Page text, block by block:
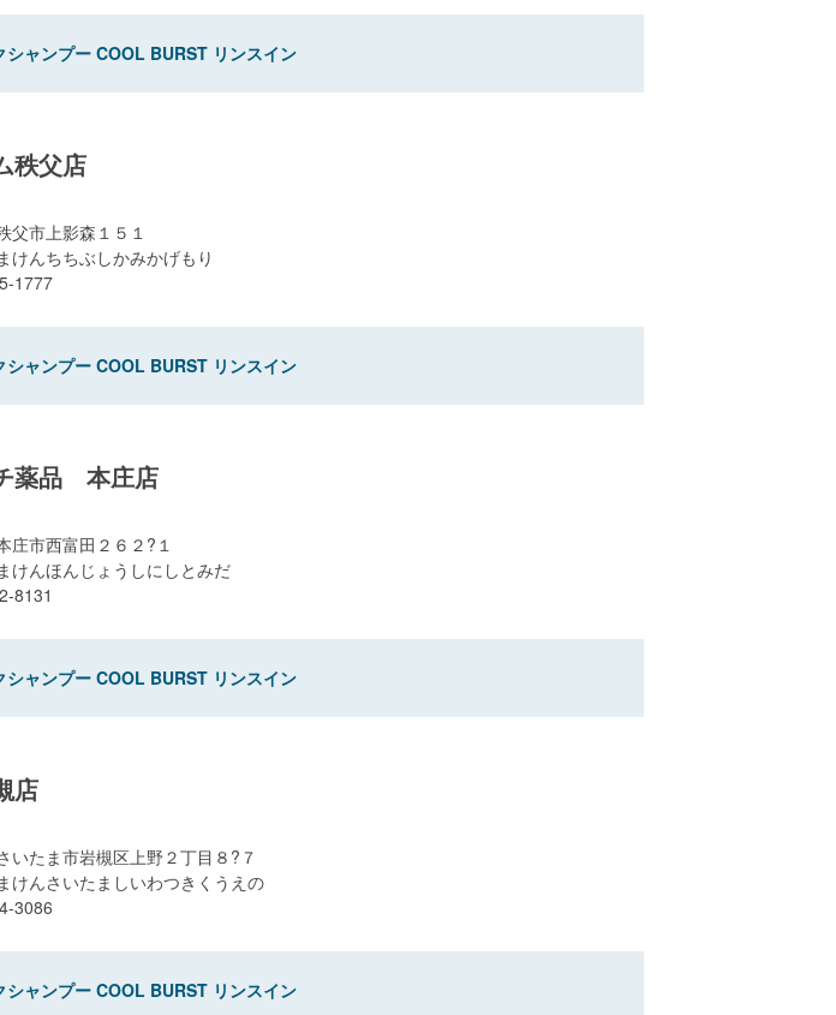
シャンプー COOL BURST リンスイン
秩父店
父市上影森１５１
けんちちぶしかみかげもり
1777
シャンプー COOL BURST リンスイン
薬品 本庄店
庄市西富田２６２?１
けんほんじょうしにしとみだ
8131
シャンプー COOL BURST リンスイン
店
いたま市岩槻区上野２丁目８?７
けんさいたましいわつきくうえの
3086
シャンプー COOL BURST リンスイン